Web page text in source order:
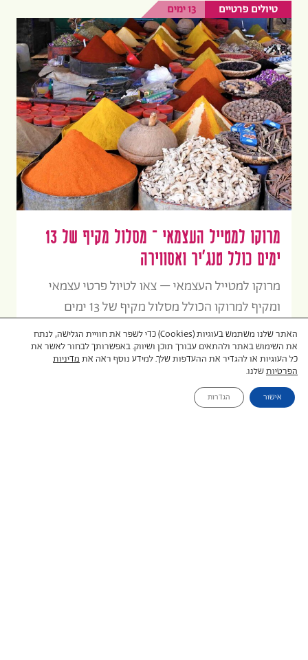
טיולים פרטיים 13 ימים
מרוקו למטייל העצמאי – מסלול מקיף של 13
ימים כולל טנג'יר ואסווירה
מרוקו למטייל העצמאי – צאו לטיול פרטי עצמאי
ומקיף למרוקו הכולל מסלול מקיף של 13 ימים
בשילוב טנג'יר ואסווירה עם נהג צמוד ומדריכים
דוברי אנגלית. בטיול תוכלו לחוות את מרוקו באופן
מושלם לפי העניין וה...
קראו עוד
האתר שלנו משתמש בעוגיות (Cookies) כדי לשפר את חוויית הגלישה, לנתח
את השימוש באתר ולהתאים עבורך תוכן ושיווק. באפשרותך לבחור לאשר את
כל העוגיות או להגדיר את ההעדפות שלך. למידע נוסף ראה אתמדיניות
הפרטיותשלנו.
אישור הגדרות